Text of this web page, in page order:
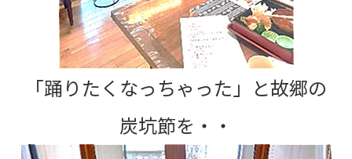
「踊りたくなっちゃった」と故郷の
炭坑節を・・